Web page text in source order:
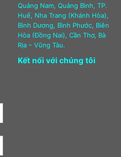
Quảng Nam, Quảng Bình, TP.
Huế, Nha Trang (Khánh Hòa),
Bình Dương, Bình Phước, Biên
Hòa (Đồng Nai), Cần Thơ, Bà
Rịa – Vũng Tàu.
Kết nối với chúng tôi